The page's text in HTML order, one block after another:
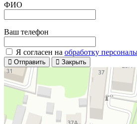
ФИО
Ваш телефон
Я согласен на обработку
Отправить Закрыть